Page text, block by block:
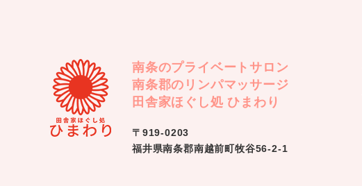
南条のプライベートサロン
南条郡のリンパマッサージ
田舎家ほぐし処 ひまわり
〒919-0203
福井県南条郡南越前町牧谷56-2-1